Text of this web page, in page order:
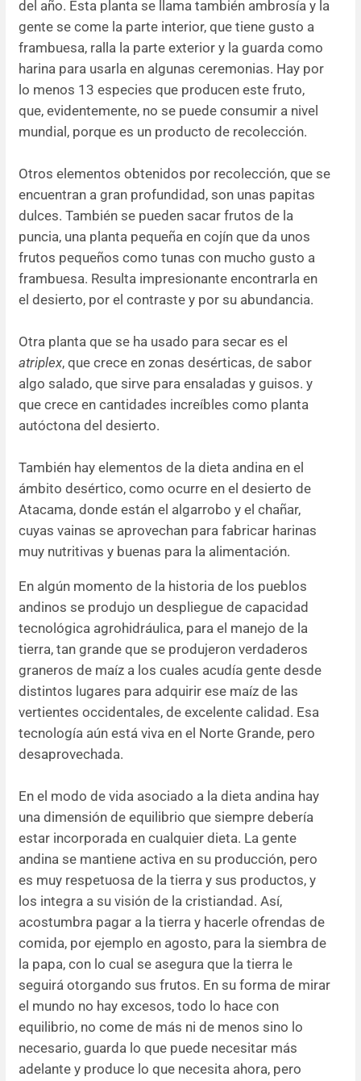
del año. Esta planta se llama también ambrosía y la
gente se come la parte interior, que tiene gusto a
frambuesa, ralla la parte exterior y la guarda como
harina para usarla en algunas ceremonias. Hay por
lo menos 13 especies que producen este fruto,
que, evidentemente, no se puede consumir a nivel
mundial, porque es un producto de recolección.
Otros elementos obtenidos por recolección, que se
encuentran a gran profundidad, son unas papitas
dulces. También se pueden sacar frutos de la
puncia, una planta pequeña en cojín que da unos
frutos pequeños como tunas con mucho gusto a
frambuesa. Resulta impresionante encontrarla en
el desierto, por el contraste y por su abundancia.
Otra planta que se ha usado para secar es el
atriplex, que crece en zonas desérticas, de sabor
algo salado, que sirve para ensaladas y guisos. y
que crece en cantidades increíbles como planta
autóctona del desierto.
También hay elementos de la dieta andina en el
ámbito desértico, como ocurre en el desierto de
Atacama, donde están el algarrobo y el chañar,
cuyas vainas se aprovechan para fabricar harinas
muy nutritivas y buenas para la alimentación.
En algún momento de la historia de los pueblos
andinos se produjo un despliegue de capacidad
tecnológica agrohidráulica, para el manejo de la
tierra, tan grande que se produjeron verdaderos
graneros de maíz a los cuales acudía gente desde
distintos lugares para adquirir ese maíz de las
vertientes occidentales, de excelente calidad. Esa
tecnología aún está viva en el Norte Grande, pero
desaprovechada.
En el modo de vida asociado a la dieta andina hay
una dimensión de equilibrio que siempre debería
estar incorporada en cualquier dieta. La gente
andina se mantiene activa en su producción, pero
es muy respetuosa de la tierra y sus productos, y
los integra a su visión de la cristiandad. Así,
acostumbra pagar a la tierra y hacerle ofrendas de
comida, por ejemplo en agosto, para la siembra de
la papa, con lo cual se asegura que la tierra le
seguirá otorgando sus frutos. En su forma de mirar
el mundo no hay excesos, todo lo hace con
equilibrio, no come de más ni de menos sino lo
necesario, guarda lo que puede necesitar más
adelante y produce lo que necesita ahora, pero